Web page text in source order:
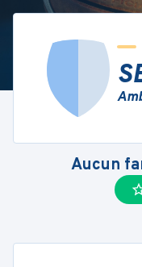
Aucun